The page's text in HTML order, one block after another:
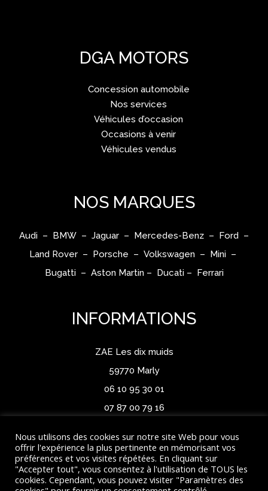
DGA MOTORS
Concession automobile
Nos services
Véhicules d’occasion
Occasions à venir
Véhicules vendus
NOS MARQUES
Audi – BMW – Jaguar – Mercedes-Benz – Ford –
Land Rover – Porsche – Volkswagen – Mini –
Bugatti – Aston Martin – Ducati – Ferrari
INFORMATIONS
ZAE Les dix muids
59770 Marly
06 10 95 30 01
07 87 00 79 16
Nous utilisons des cookies sur notre site Web pour vous
offrir l'expérience la plus pertinente en mémorisant vos
préférences et vos visites répétées. En cliquant sur
"Accepter tout", vous consentez à l'utilisation de TOUS les
cookies. Cependant, vous pouvez visiter "Paramètres des